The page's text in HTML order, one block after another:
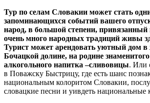
Тур по селам Словакии может стать
запоминающихся событий вашего
народ, в большой степени, привязанный
очень много народных традиций живы
Турист может арендовать уютный дом
Бочацкой долине, на родине
алкогольного напитка –сливовицы. Или
в Поважску Быстрицу, где есть шанс
национальным колоритом Словакии,
словацкие песни и уивдеть